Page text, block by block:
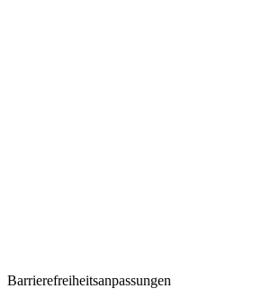
Barrierefreiheitsanpassungen